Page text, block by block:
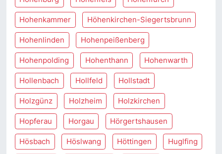
Hohenkammer Höhenkirchen-Siegertsbrunn
Hohenlinden Hohenpeißenberg
Hohenpolding Hohenthann Hohenwarth
Hollenbach Hollfeld Hollstadt
Holzgünz Holzheim Holzkirchen
Hopferau Horgau Hörgertshausen
Hösbach Höslwang Höttingen Huglfing